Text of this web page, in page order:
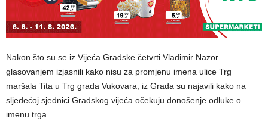
Nakon što su se iz Vijeća Gradske četvrti Vladimir Nazor
glasovanjem izjasnili kako nisu za promjenu imena ulice Trg
maršala Tita u Trg grada Vukovara, iz Grada su najavili kako na
sljedećoj sjednici Gradskog vijeća očekuju donošenje odluke o
imenu trga.